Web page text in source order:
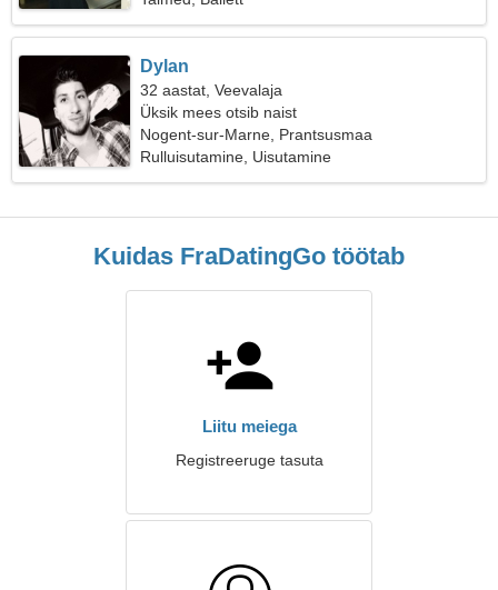
Dylan
32 aastat, Veevalaja
Üksik mees otsib naist
Nogent-sur-Marne, Prantsusmaa
Rulluisutamine, Uisutamine
Kuidas FraDatingGo töötab
Liitu meiega
Registreeruge tasuta